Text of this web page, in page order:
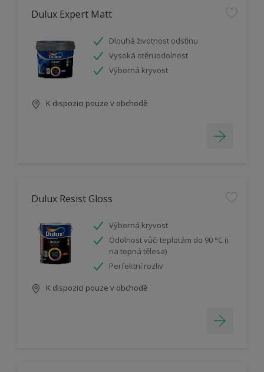
Dulux Expert Matt
Dlouhá životnost odstínu
Vysoká otěruodolnost
Výborná kryvost
K dispozici pouze v obchodě
Dulux Resist Gloss
Výborná kryvost
Odolnost vůči teplotám do 90 °C (i
na topná tělesa)
Perfektní rozliv
K dispozici pouze v obchodě